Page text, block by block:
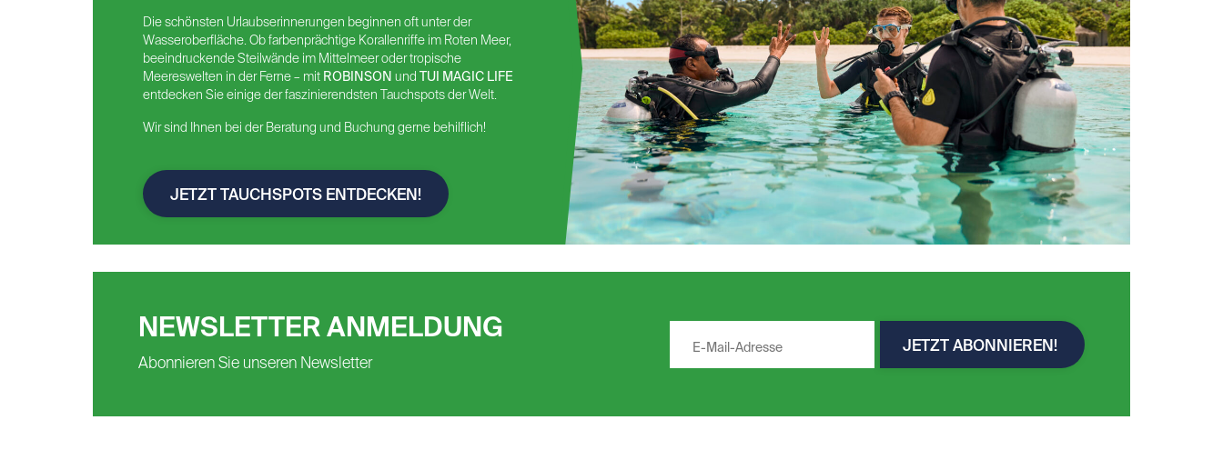
Sri Lanka
USA-Ostküste & die Nationalparks der
Westküste
Florida
Jamaica
Antigua.
Badeziele:
Die schönsten Urlaubserinnerungen beginnen oft unter der
Wasseroberfläche. Ob farbenprächtige Korallenriffe im Roten Meer,
beeindruckende Steilwände im Mittelmeer oder tropische
Meereswelten in der Ferne – mit ROBINSON und
TUI MAGIC LIFE
entdecken Sie einige der faszinierendsten Tauchspots der Welt.
Wir sind Ihnen bei der Beratung und Buchung gerne behilflich!
JETZT TAUCHSPOTS ENTDECKEN!
NEWSLETTER ANMELDUNG
Abonnieren Sie unseren Newsletter
JETZT ABONNIEREN!